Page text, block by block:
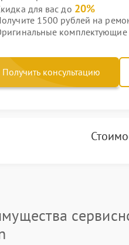
для вас до 20%
1500 рублей на
Получить консультацию